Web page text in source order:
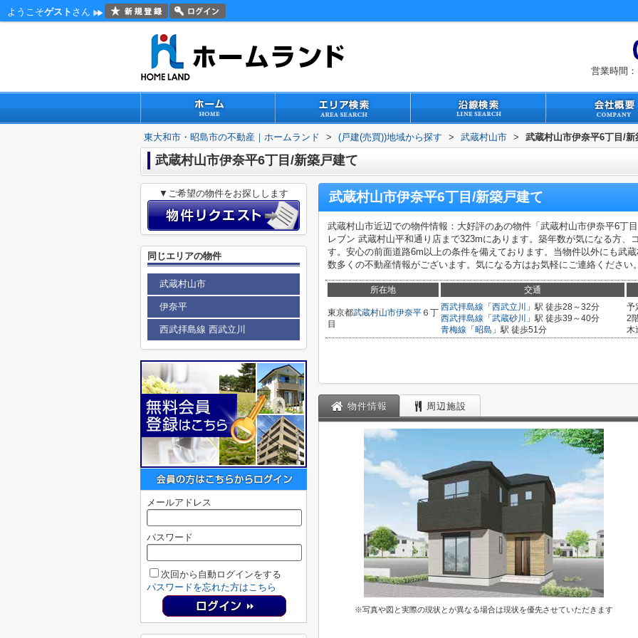
ようこそゲスト さん
営業時間
東大和市・昭島市の不動産｜ホームランド > (戸建(売買))地域から探す > 武蔵村山市 > 武蔵村山市伊奈平6丁目/新
武蔵村山市伊奈平6丁目/新築戸建て
武蔵村山市伊奈平6丁目/新築戸建て
武蔵村山市近辺での物件情報：大好評のあの物件「武蔵村山市伊奈平6丁
レブン 武蔵村山平和通り店まで323mにあります。築年数が気になる方、
す。安心の前面道路6m以上の条件を備えております。当物件以外にも武
数多くの不動産情報がございます。気になる方はお気軽にご連絡ください
所在地 交通
東京都武蔵村山市伊奈平 ６丁
目
西武拝島線 「 西武立川
」駅 徒歩28～32分
西武拝島線 「 武蔵砂川
」駅 徒歩39～40分
青梅線 「 昭島 」駅 徒歩51分
予
2
木
物件情報 周辺施設
※写真や図と実際の現状とが異なる場合は現状を優先させていただきます
▼ご希望の物件をお探しします
同じエリアの物件
武蔵村山市
伊奈平
西武拝島線 西武立川
メールアドレス
パスワード
次回から自動ログインをする
パスワードを忘れた方はこちら